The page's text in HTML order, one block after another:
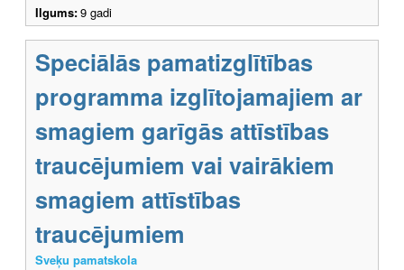
Ilgums:9 gadi
Speciālās pamatizglītības
programma izglītojamajiem ar
smagiem garīgās attīstības
traucējumiem vai vairākiem
smagiem attīstības
traucējumiem
Sveķu pamatskola